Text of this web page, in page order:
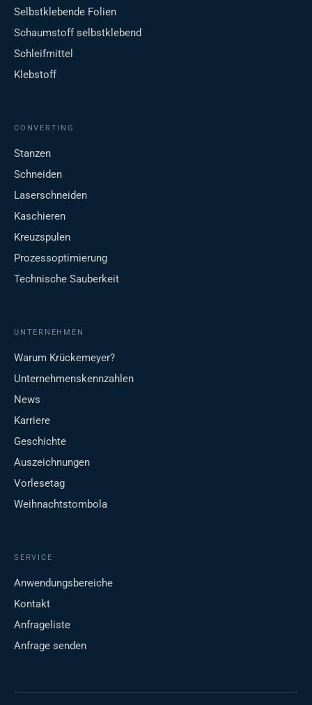
Selbstklebende Folien
Schaumstoff selbstklebend
Schleifmittel
Klebstoff
CONVERTING
Stanzen
Schneiden
Laserschneiden
Kaschieren
Kreuzspulen
Prozessoptimierung
Technische Sauberkeit
UNTERNEHMEN
Warum Krückemeyer?
Unternehmenskennzahlen
News
Karriere
Geschichte
Auszeichnungen
Vorlesetag
Weihnachtstombola
SERVICE
Anwendungsbereiche
Kontakt
Anfrageliste
Anfrage senden